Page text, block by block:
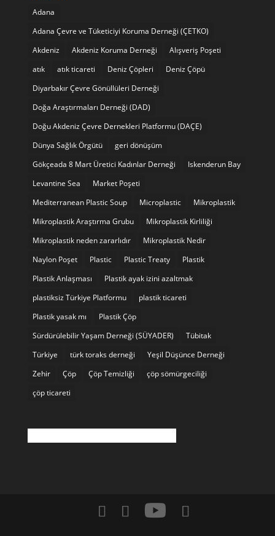
Adana
Adana Çevre ve Tüketiciyi Koruma Derneği (ÇETKO)
Akdeniz
Akdeniz Koruma Derneği
Alışveriş Poşeti
atık
atık ticareti Deniz Çöpleri
Deniz Çöpü
Diyarbakır Çevre Gönüllüleri Derneği
Doğa Araştırmaları Derneği (DAD)
Doğu Akdeniz Çevre Dernekleri Platformu (DAÇE)
Dünya Sağlık Örgütü
geri dönüşüm
Gökçeada 8 Mart Üretici Kadınlar Derneği
Iskenderun Bay
Levantine Sea
Market Poşeti
Mediterranean Plastic Soup
Microplastic
Mikroplastik
Mikroplastik Araştırma Grubu
Mikroplastik Kirliliği
Mikroplastik neden zararlıdır
Mikroplastik Nedir
Naylon Poşet
Plastic Plastic Treaty
Plastik
Plastik Anlaşması
Plastik ayak izini azaltmak
plastiksiz Türkiye Platformu
plastik ticareti
Plastik yasak mı
Plastik Çöp
Sürdürülebilir Yaşam Derneği (SÜYADER)
Tübitak
Türkiye
türk toraks derneği
Yeşil Düşünce Derneği
Zehir
Çöp Çöp Temizliği
çöp sömürgeciliği
çöp ticareti